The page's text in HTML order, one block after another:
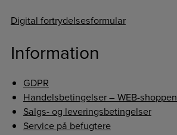
Digital fortrydelsesformular
Information
GDPR
Handelsbetingelser – WEB-shoppen
Salgs- og leveringsbetingelser
Service på befugtere